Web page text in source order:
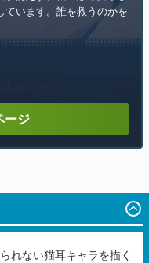
います。誰を救うのかを
ージ
れない猫耳キャラを描く